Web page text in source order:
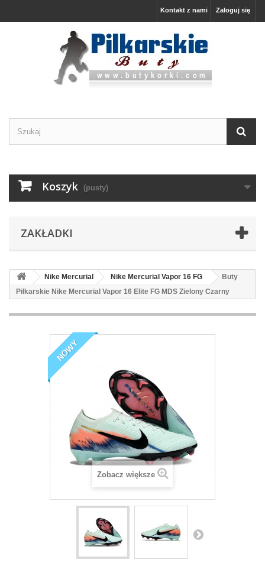
Zaloguj się
Kontakt z nami
Koszyk (pusty)
ZAKŁADKI
Nike Mercurial Nike Mercurial Vapor 16 FG
Buty
Piłkarskie Nike Mercurial Vapor 16 Elite FG MDS Zielony Czarny
NOWY
Zobacz większe